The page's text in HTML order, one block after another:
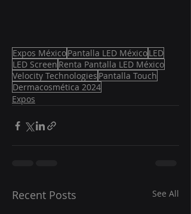
Expos MéxicoPantalla LED MéxicoLED
LED Screen Renta Pantalla LED México
Velocity Technologies Pantalla Touch
Dermacosmética 2024
Expos
Recent Posts See All